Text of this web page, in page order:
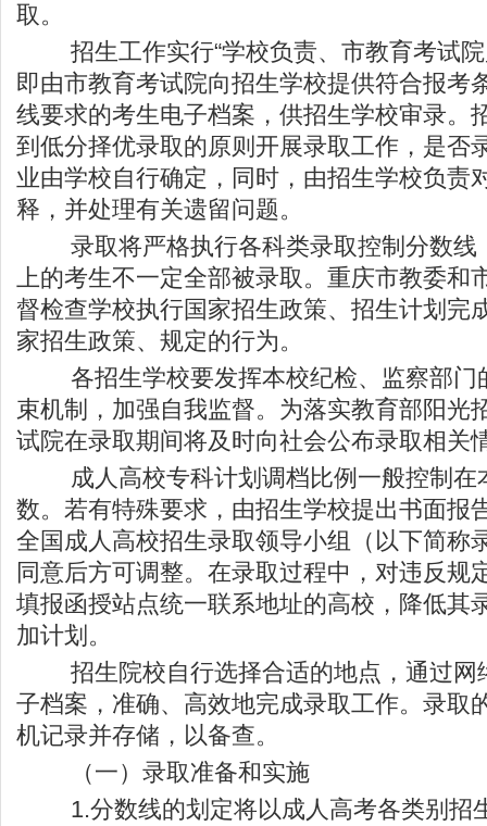
取。
招生工作实行“学校负责、市教育考试院
即由市教育考试院向招生学校提供符合报考
线要求的考生电子档案，供招生学校审录。
到低分择优录取的原则开展录取工作，是否
业由学校自行确定，同时，由招生学校负责
释，并处理有关遗留问题。
录取将严格执行各科类录取控制分数线
上的考生不一定全部被录取。重庆市教委和
督检查学校执行国家招生政策、招生计划完
家招生政策、规定的行为。
各招生学校要发挥本校纪检、监察部门
束机制，加强自我监督。为落实教育部阳光
试院在录取期间将及时向社会公布录取相关
成人高校专科计划调档比例一般控制在
数。若有特殊要求，由招生学校提出书面报
全国成人高校招生录取领导小组（以下简称
同意后方可调整。在录取过程中，对违反规
填报函授站点统一联系地址的高校，降低其
加计划。
招生院校自行选择合适的地点，通过网
子档案，准确、高效地完成录取工作。录取
机记录并存储，以备查。
（一）录取准备和实施
1.分数线的划定将以成人高考各类别招